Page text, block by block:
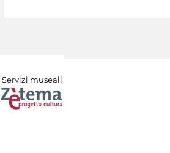
Servizi museali